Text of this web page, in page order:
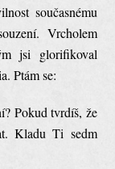
současnému
Vrcholem
jsi glorifikoval
Ptám se:
Pokud tvrdíš, že
Kladu Ti sedm